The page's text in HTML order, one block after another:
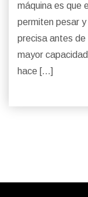
máquina es que
permiten pesar
precisa antes
mayor
hace […]